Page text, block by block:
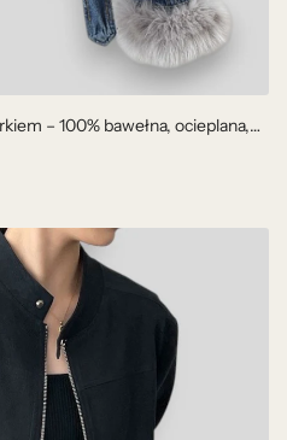
– 100% bawełna, ocieplana,